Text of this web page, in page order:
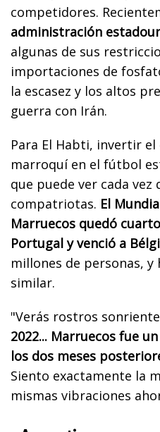
competidores.
administración
algunas de sus
importaciones de
la escasez y los altos
guerra con Irán.
Para El Habti, invertir
marroquí en el fútbol
que puede ver cada vez
compatriotas. El
Marruecos quedó
Portugal y venció a
millones de personas, y
similar.
"Verás rostros
2022... Marruecos fue
los dos meses
Siento exactamente la
mismas vibraciones